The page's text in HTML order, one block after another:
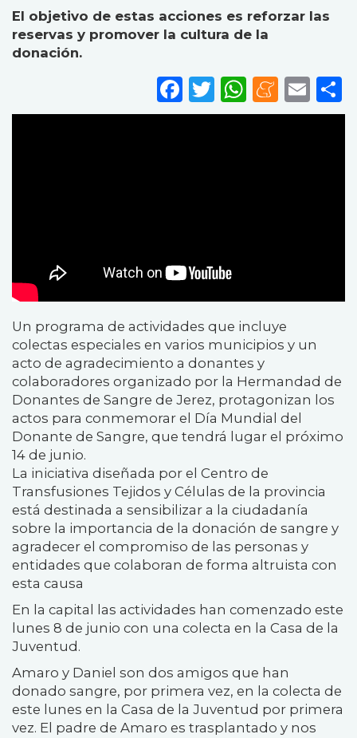
El objetivo de estas acciones es reforzar las
reservas y promover la cultura de la
donación.
Facebook
Twitter
Un programa de actividades que incluye
colectas especiales en varios municipios y un
acto de agradecimiento a donantes y
colaboradores organizado por la Hermandad de
Donantes de Sangre de Jerez, protagonizan los
actos para conmemorar el Día Mundial del
Donante de Sangre, que tendrá lugar el próximo
14 de junio.
La iniciativa diseñada por el Centro de
Transfusiones Tejidos y Células de la provincia
está destinada a sensibilizar a la ciudadanía
sobre la importancia de la donación de sangre y
agradecer el compromiso de las personas y
entidades que colaboran de forma altruista con
esta causa
En la capital las actividades han comenzado este
lunes 8 de junio con una colecta en la Casa de la
Juventud.
Amaro y Daniel son dos amigos que han
donado sangre, por primera vez, en la colecta de
este lunes en la Casa de la Juventud por primera
vez. El padre de Amaro es trasplantado y nos